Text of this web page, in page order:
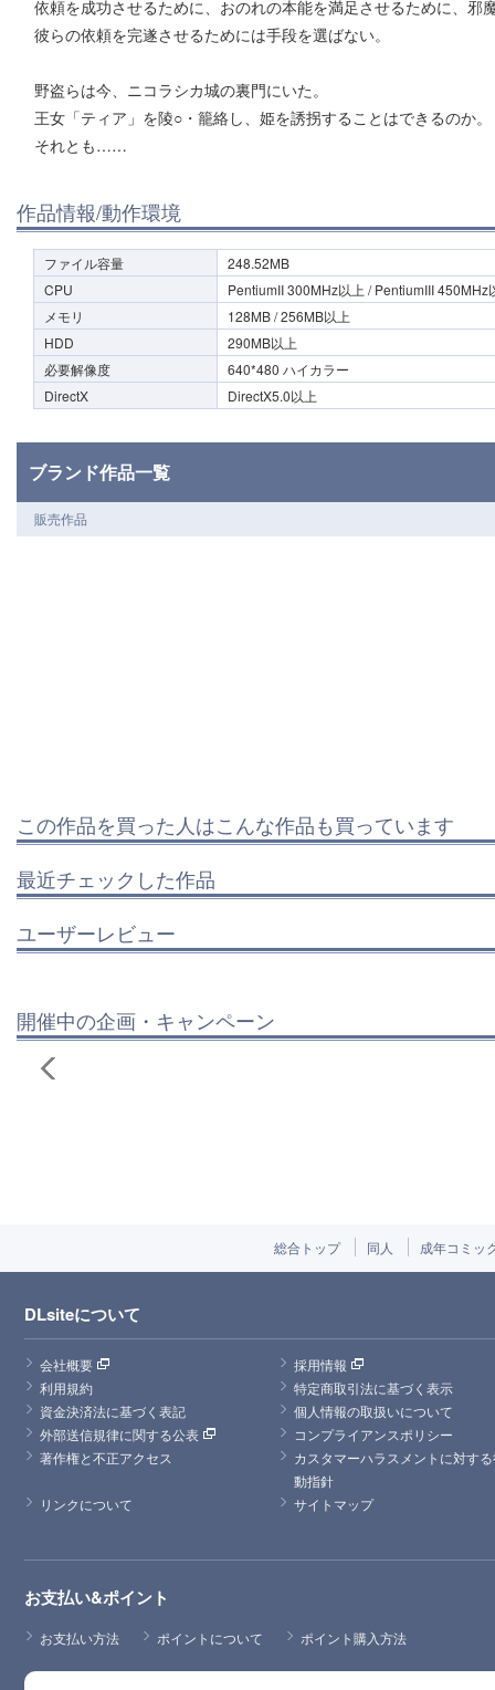
依頼を成功させるために、おのれの本能を満足させるために、
彼らの依頼を完遂させるためには手段を選ばない。
野盗らは今、ニコラシカ城の裏門にいた。
王女「ティア」を陵○・籠絡し、姫を誘拐することはできるのか。
それとも……
作品情報/動作環境
ファイル容量
248.52MB
CPU
PentiumII 300MHz以上 / PentiumIII 450MHz
メモリ
128MB / 256MB以上
HDD
290MB以上
必要解像度
640*480 ハイカラー
DirectX
DirectX5.0以上
ブランド作品一覧
販売作品
この作品を買った人はこんな作品も買っています
最近チェックした作品
ユーザーレビュー
開催中の企画・キャンペーン
総合トップ 同人 成年コミッ
DLsiteについて
会社概要
採用情報
利用規約
特定商取引法に基づく表示
資金決済法に基づく表記
個人情報の取扱いについて
外部送信規律に関する公表
コンプライアンスポリシー
著作権と不正アクセス
カスタマーハラスメントに対す
動指針
リンクについて
サイトマップ
お支払い&ポイント
お支払い方法 ポイントについて ポイント購入方法